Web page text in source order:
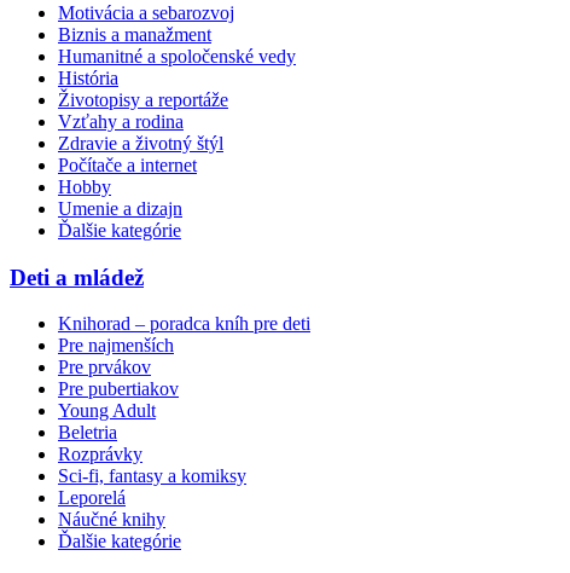
Motivácia a sebarozvoj
Biznis a manažment
Humanitné a spoločenské vedy
História
Životopisy a reportáže
Vzťahy a rodina
Zdravie a životný štýl
Počítače a internet
Hobby
Umenie a dizajn
Ďalšie kategórie
Deti a mládež
Knihorad – poradca kníh pre deti
Pre najmenších
Pre prvákov
Pre pubertiakov
Young Adult
Beletria
Rozprávky
Sci-fi, fantasy a komiksy
Leporelá
Náučné knihy
Ďalšie kategórie